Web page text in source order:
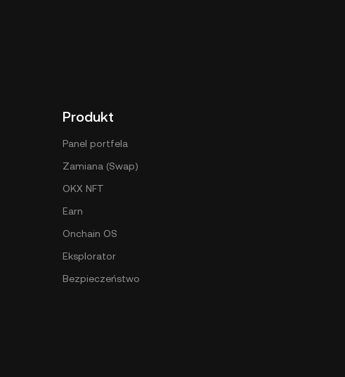
Produkt
Panel portfela
Zamiana (Swap)
OKX NFT
Earn
Onchain OS
Eksplorator
Bezpieczeństwo